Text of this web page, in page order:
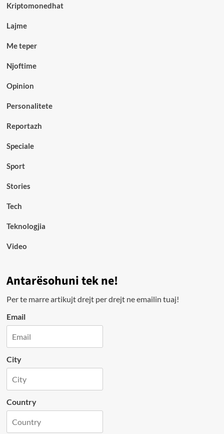
Kriptomonedhat
Lajme
Me teper
Njoftime
Opinion
Personalitete
Reportazh
Speciale
Sport
Stories
Tech
Teknologjia
Video
Antarësohuni tek ne!
Per te marre artikujt drejt per drejt ne emailin tuaj!
Email
City
Country